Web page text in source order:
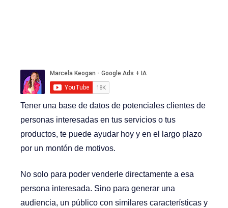
Tener una base de datos de potenciales clientes de
personas interesadas en tus servicios o tus
productos, te puede ayudar hoy y en el largo plazo
por un montón de motivos.
No solo para poder venderle directamente a esa
persona interesada. Sino para generar una
audiencia, un público con similares características y